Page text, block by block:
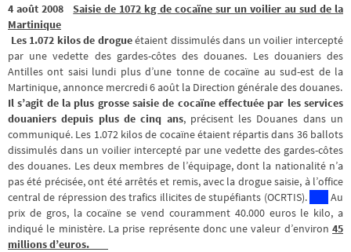
4 août 2008 Saisie de 1072 kg de cocaïne sur un voilier au sud de la
Martinique
Les 1.072 kilos de drogueétaient dissimulés dans un voilier intercepté
par une vedette des gardes-côtes des douanes. Les douaniers des
Antilles ont saisi lundi plus d’une tonne de cocaïne au sud-est de la
Martinique, annonce mercredi 6 août la Direction générale des douanes.
Il s’agit de la plus grosse saisie de cocaïne effectuée par les services
douaniers depuis plus de cinq ans, précisent les Douanes dans un
communiqué. Les 1.072 kilos de cocaïne étaient répartis dans 36 ballots
dissimulés dans un voilier intercepté par une vedette des gardes-côtes
des douanes. Les deux membres de l’équipage, dont la nationalité n’a
pas été précisée, ont été arrêtés et remis, avec la drogue saisie, à l’office
central de répression des trafics illicites de stupéfiants (OCRTIS).
Au
prix de gros, la cocaïne se vend couramment 40.000 euros le kilo, a
indiqué le ministère. La prise représente donc une valeur d’environ 45
millions d’euros.